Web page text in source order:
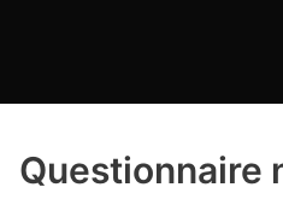
Questionnaire